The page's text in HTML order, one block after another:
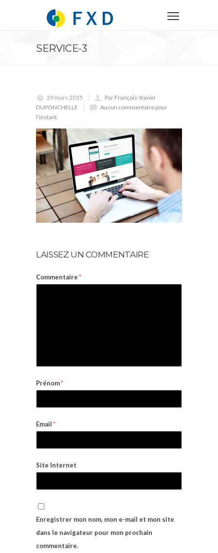
SERVICE-3
29 mars 2015
Par François-Xavier
DUPONCHELLE
Aucun commentaire pour
l'instant
LAISSEZ UN COMMENTAIRE
Commentaire*
Prénom*
Email*
Site Internet
Enregistrer mon nom, mon e-mail et mon site
dans le navigateur pour mon prochain
commentaire.